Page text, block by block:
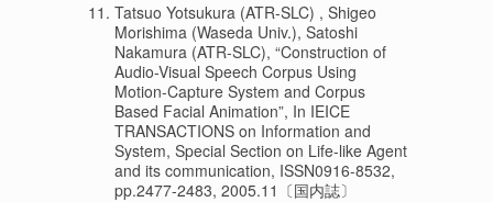
Tatsuo Yotsukura (ATR-SLC) , Shigeo
Morishima (Waseda Univ.), Satoshi
Nakamura (ATR-SLC), “Construction of
Audio-Visual Speech Corpus Using
Motion-Capture System and Corpus
Based Facial Animation”, In IEICE
TRANSACTIONS on Information and
System, Special Section on Life-like Agent
and its communication, ISSN0916-8532,
pp.2477-2483, 2005.11〔国内誌〕